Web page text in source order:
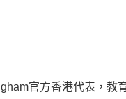
官方香港代表，教